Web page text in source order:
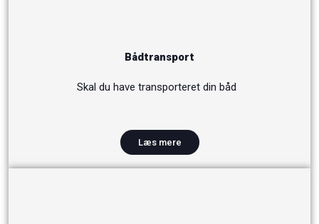
Bådtransport
Skal du have transporteret din båd
Læs mere